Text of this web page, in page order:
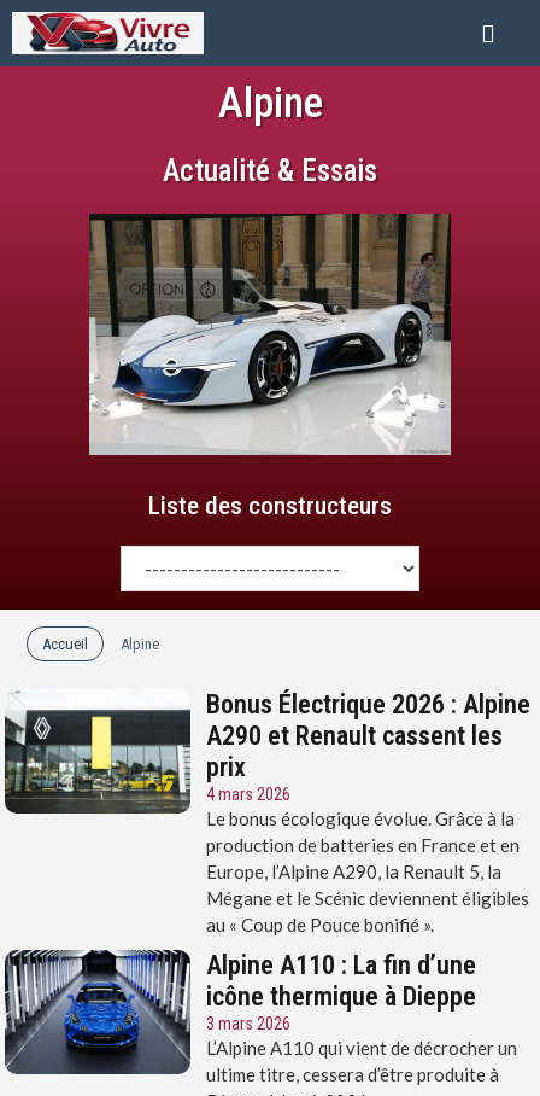
Alpine
Actualité & Essais
Liste des constructeurs
Accueil Alpine
Bonus Électrique 2026 : Alpine
A290 et Renault cassent les
prix
4 mars 2026
Le bonus écologique évolue. Grâce à la
production de batteries en France et en
Europe, l’Alpine A290, la Renault 5, la
Mégane et le Scénic deviennent éligibles
au « Coup de Pouce bonifié ».
Alpine A110 : La fin d’une
icône thermique à Dieppe
3 mars 2026
L’Alpine A110 qui vient de décrocher un
ultime titre, cessera d’être produite à